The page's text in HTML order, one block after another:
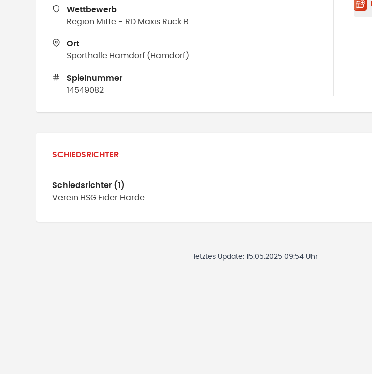
Wettbewerb
Region Mitte - RD Maxis Rück B
Ort
Sporthalle Hamdorf ( Hamdorf)
Spielnummer
14549082
SCHIEDSRICHTER
Schiedsrichter (1)
Verein HSG Eider Harde
letztes Update: 15.05.2025 09:54 Uhr